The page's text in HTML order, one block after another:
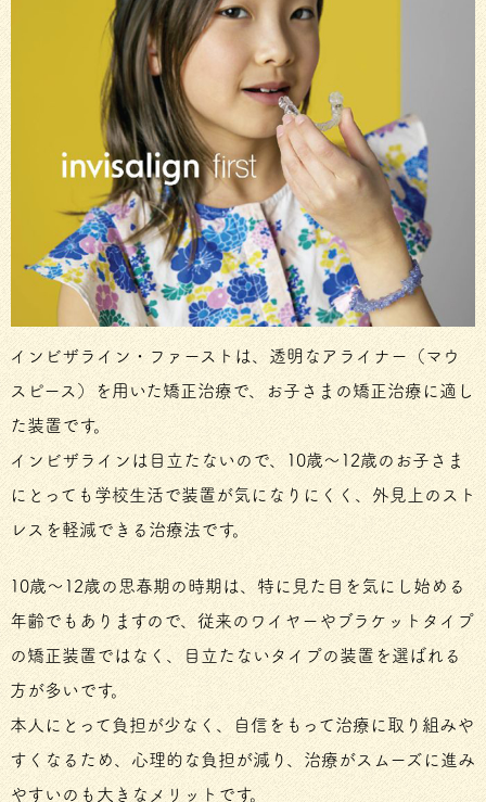
インビザライン・ファーストは、透明なアライナー（マウ
スピース）を用いた矯正治療で、お子さまの矯正治療に適し
た装置です。
インビザラインは目立たないので、10歳～12歳のお子さま
にとっても学校生活で装置が気になりにくく、外見上のスト
レスを軽減できる治療法です。
10歳～12歳の思春期の時期は、特に見た目を気にし始める
年齢でもありますので、従来のワイヤーやブラケットタイプ
の矯正装置ではなく、目立たないタイプの装置を選ばれる
方が多いです。
本人にとって負担が少なく、自信をもって治療に取り組みや
すくなるため、心理的な負担が減り、治療がスムーズに進み
やすいのも大きなメリットです。